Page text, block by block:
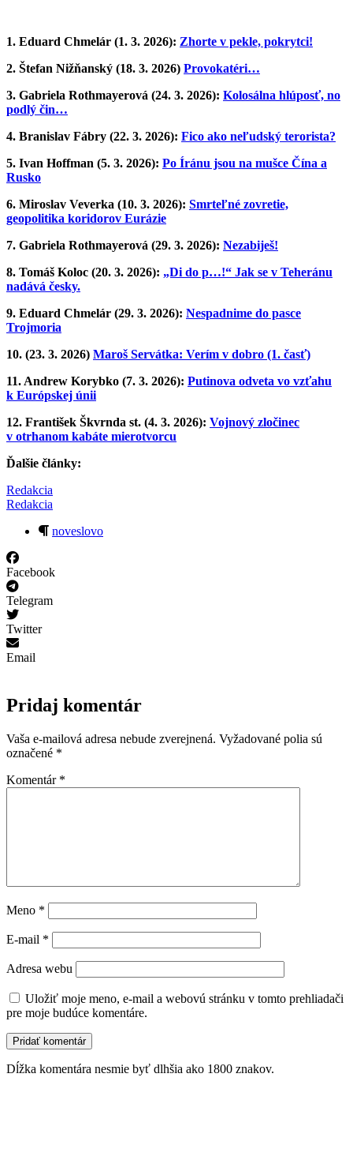
1. Eduard Chmelár (1. 3. 2026): Zhorte v pekle, pokrytci!
2. Štefan Nižňanský (18. 3. 2026) Provokatéri…
3. Gabriela Rothmayerová (24. 3. 2026): Kolosálna hlúposť, no
podlý čin…
4. Branislav Fábry (22. 3. 2026): Fico ako neľudský terorista?
5. Ivan Hoffman (5. 3. 2026): Po Íránu jsou na mušce Čína a
Rusko
6. Miroslav Veverka (10. 3. 2026): Smrteľné zovretie,
geopolitika koridorov Eurázie
7. Gabriela Rothmayerová (29. 3. 2026): Nezabiješ!
8. Tomáš Koloc (20. 3. 2026): „Di do p…!“ Jak se v Teheránu
nadává česky.
9. Eduard Chmelár (29. 3. 2026): Nespadnime do pasce
Trojmoria
10. (23. 3. 2026) Maroš Servátka: Verím v dobro (1. časť)
11. Andrew Korybko (7. 3. 2026): Putinova odveta vo vzťahu
k Európskej únii
12. František Škvrnda st. (4. 3. 2026): Vojnový zločinec
v otrhanom kabáte mierotvorcu
Ďalšie články:
Redakcia
Redakcia
noveslovo
Facebook
Telegram
Twitter
Email
Pridaj komentár
Vaša e-mailová adresa nebude zverejnená. Vyžadované polia sú
označené *
Komentár *
Meno *
E-mail *
Adresa webu
Uložiť moje meno, e-mail a webovú stránku v tomto prehliadači
pre moje budúce komentáre.
Dĺžka komentára nesmie byť dlhšia ako 1800 znakov.